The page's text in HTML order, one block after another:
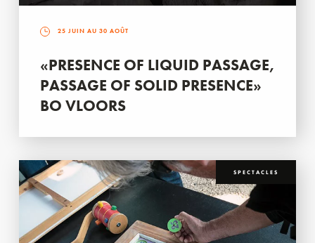
25 JUIN AU 30 AOÛT
«PRESENCE OF LIQUID PASSAGE,
PASSAGE OF SOLID PRESENCE»
BO VLOORS
SPECTACLES